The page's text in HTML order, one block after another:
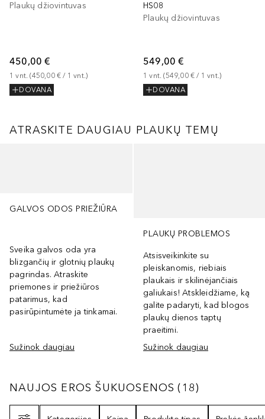
Plaukų džiovintuvas
450,00 €
1 vnt. (450,00 € / 1 vnt.)
DOVANA
HS08
Plaukų džiovintuvas
549,00 €
1 vnt. (549,00 € / 1 vnt.)
DOVANA
ATRASKITE DAUGIAU PLAUKŲ TEMŲ
GALVOS ODOS PRIEŽIŪRA
Sveika galvos oda yra
blizgančių ir glotnių plaukų
pagrindas. Atraskite
priemones ir priežiūros
patarimus, kad
pasirūpintumėte ja tinkamai.
Sužinok daugiau
PLAUKŲ PROBLEMOS
Atsisveikinkite su
pleiskanomis, riebiais
plaukais ir skilinėjančiais
galiukais! Atskleidžiame, ką
galite padaryti, kad blogos
plaukų dienos taptų
praeitimi.
Sužinok daugiau
NAUJOS EROS ŠUKUOSENOS 18
NAUJOS EROS ŠUKUOSENOS ( 18)